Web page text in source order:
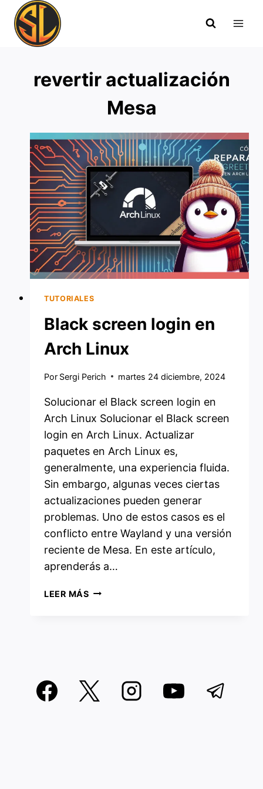
Saltar
contenido
revertir actualización
Mesa
TUTORIALES
Black screen login en
Arch Linux
Por Sergi Perich martes 24 diciembre, 2024
Solucionar el Black screen login en
Arch Linux Solucionar el Black screen
login en Arch Linux. Actualizar
paquetes en Arch Linux es,
generalmente, una experiencia fluida.
Sin embargo, algunas veces ciertas
actualizaciones pueden generar
problemas. Uno de estos casos es el
conflicto entre Wayland y una versión
reciente de Mesa. En este artículo,
aprenderás a…
LEER MÁSBLACK